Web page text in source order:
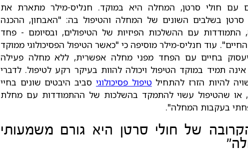
עם חולי סרטן, המחלה היא במוקד. חנליס-מילר מתארת את
סרטן בשלבים השונים של המחלה והטיפול בה: "האבחון, ההכנה
התמודדות עם ההשלכות הפיזיות של הטיפולים, ובסיומם - פחד
עוד חנליס-מילר מוסיפה כי "כאשר הטיפול הפסיכולוגי ממוקד
יעסוק בחיים עם הפחד מפני מחלה אפשרית, ללא מחלה פעילה
תמיד במוקד הטיפול ויכולה להוות בעיקר רקע לטיפול. לדברי
להיות הזרז להתחיל טיפול פסיכולוגי סביב היבטים שונים בחיי
שהטיפול עשוי להתמקד בהשלכות של ההתמודדות עם מחלת
בעקבות המחלה".
של חולי סרטן היא גורם משמעותי